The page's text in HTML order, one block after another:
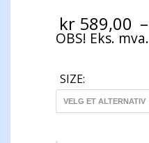
kr 589,00 –
OBS! Eks. mva.
SIZE: